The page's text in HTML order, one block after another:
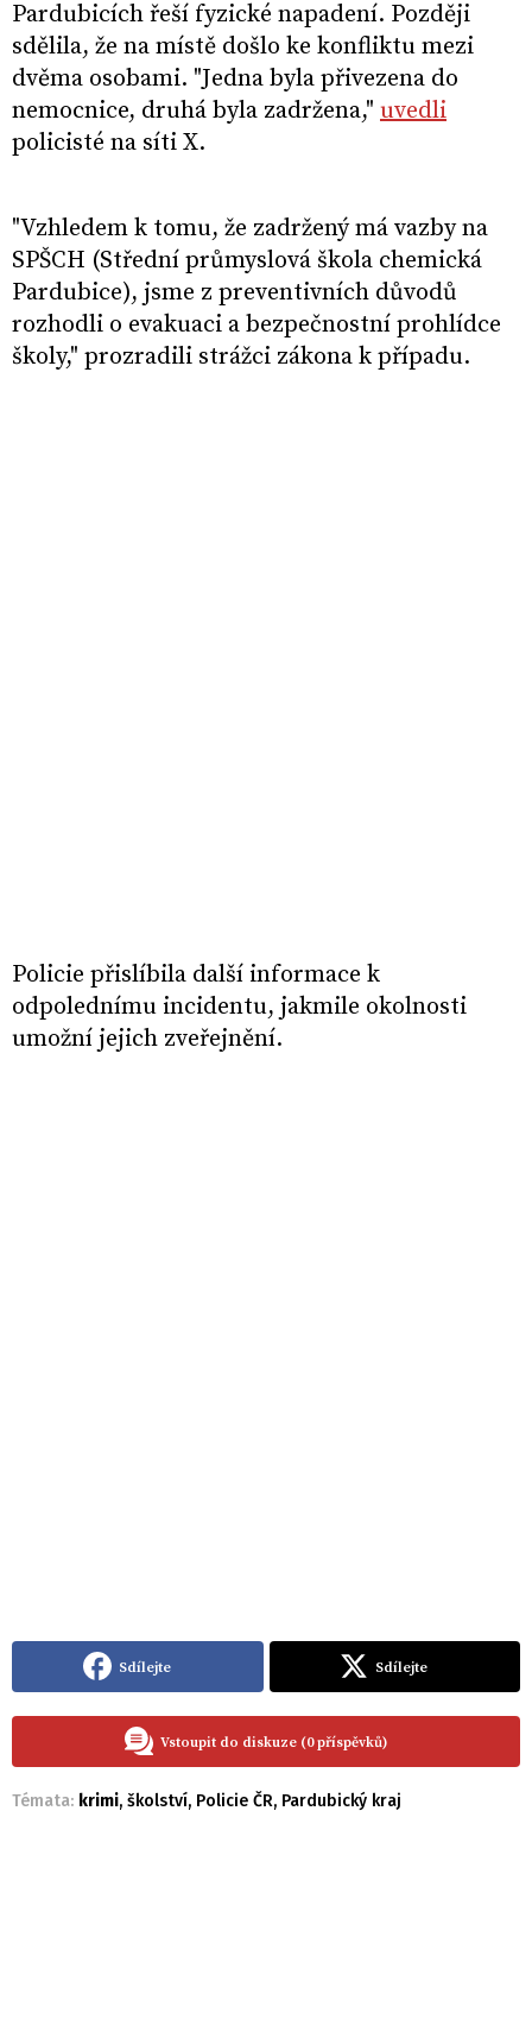
Pardubicích řeší fyzické napadení. Později
sdělila, že na místě došlo ke konfliktu mezi
dvěma osobami. "Jedna byla přivezena do
nemocnice, druhá byla zadržena," uvedli
policisté na síti X.
"Vzhledem k tomu, že zadržený má vazby na
SPŠCH (Střední průmyslová škola chemická
Pardubice), jsme z preventivních důvodů
rozhodli o evakuaci a bezpečnostní prohlídce
školy," prozradili strážci zákona k případu.
Policie přislíbila další informace k
odpolednímu incidentu, jakmile okolnosti
umožní jejich zveřejnění.
Sdílejte Sdílejte
Vstoupit do diskuze (0 příspěvků)
Témata: krimi, školství, Policie ČR, Pardubický kraj